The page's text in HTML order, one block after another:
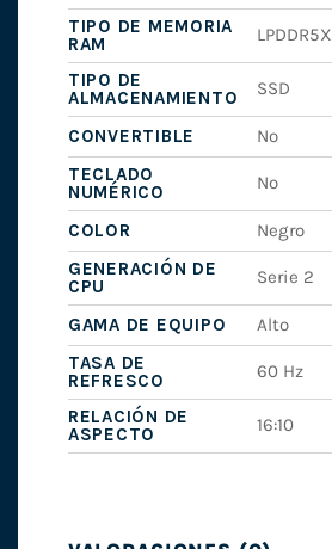
TIPO DE MEMORIA
RAM
LPDDR5X
TIPO DE
ALMACENAMIENTO
SSD
CONVERTIBLE
No
TECLADO
NUMÉRICO
No
COLOR
Negro
GENERACIÓN DE
CPU
Serie 2
GAMA DE EQUIPO
Alto
TASA DE
REFRESCO
60 Hz
RELACIÓN DE
ASPECTO
16:10